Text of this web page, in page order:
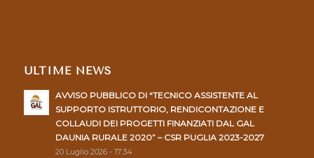
ULTIME NEWS
AVVISO PUBBLICO DI “TECNICO ASSISTENTE AL
SUPPORTO ISTRUTTORIO, RENDICONTAZIONE E
COLLAUDI DEI PROGETTI FINANZIATI DAL GAL
DAUNIA RURALE 2020” – CSR PUGLIA 2023-2027
20 Luglio 2026 - 17:34